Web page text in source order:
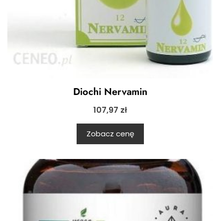
Diochi Nervamin
107,97 zł
Zobacz cenę